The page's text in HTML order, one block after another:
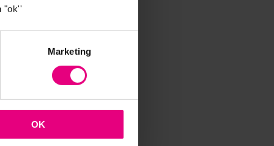
"ok''
Marketing
OK